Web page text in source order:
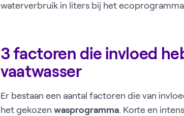
waterverbruik in liters bij het
3 factoren die invloed
vaatwasser
Er bestaan een aantal factoren die van
het gekozen wasprogramma. Korte en